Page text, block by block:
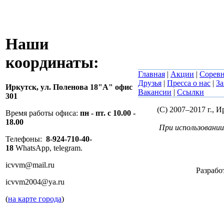
Наши
координаты:
Иркутск, ул. Поленова 18"А" офис
301
Время работы офиса: пн - пт. с 10.00 -
18.00
Телефоны: 8-924-710-40-
18 WhatsApp, telegram.
icvvm@mail.ru
icvvm2004@ya.ru
(на карте города)
Главная | Акции |
Друзья | Пресса о нас |
Вакансии | Ссылки
(C) 2007–2017 г.,
При